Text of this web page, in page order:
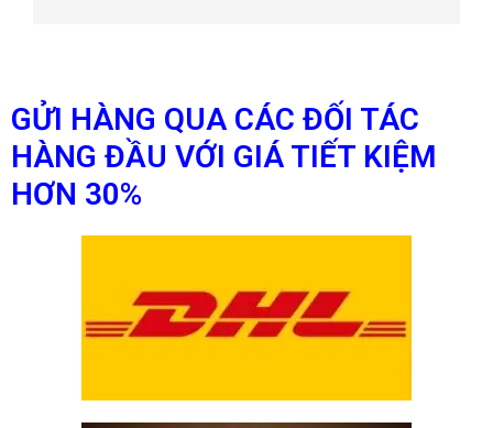
GỬI HÀNG QUA CÁC ĐỐI TÁC
HÀNG ĐẦU VỚI GIÁ TIẾT KIỆM
HƠN 30%